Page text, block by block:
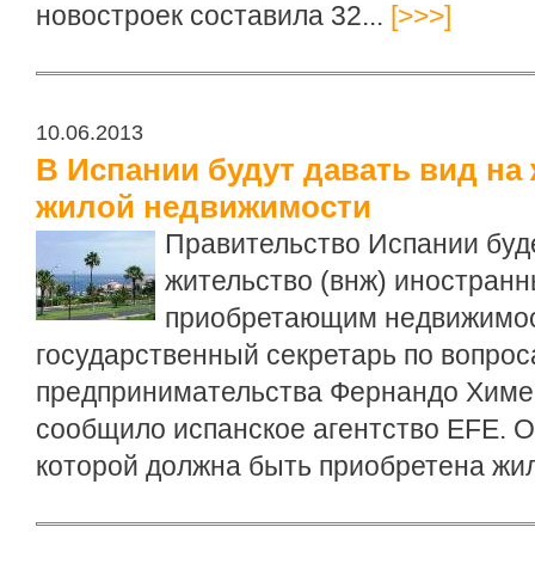
новостроек составила 32... [>>>]
10.06.2013
В Испании будут давать вид на
жилой недвижимости
Правительство Испании
жительство (внж)
приобретающим
государственный секретарь по
предпринимательства Фернандо
сообщило испанское агентство EFE.
которой должна быть приобретена